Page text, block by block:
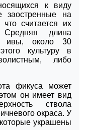
к виду
на
считается их
Средняя длина
ивы, около 30
культуру в
либо
фикуса может
он имеет вид
ствола
окраса. У
украшены